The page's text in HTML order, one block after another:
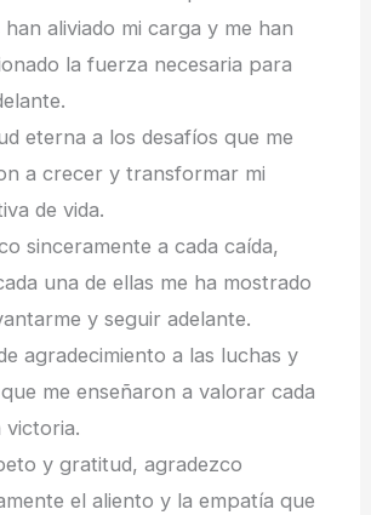
han aliviado mi carga y me han
la fuerza necesaria para
eterna a los desafíos que me
a crecer y transformar mi
de vida.
sinceramente a cada caída,
una de ellas me ha mostrado
y seguir adelante.
agradecimiento a las luchas y
me enseñaron a valorar cada
victoria.
y gratitud, agradezco
el aliento y la empatía que